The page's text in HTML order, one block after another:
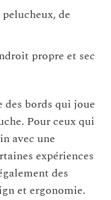
de
propre et sec
des bords qui joue
Pour ceux qui
avec une
expériences
des
et ergonomie.